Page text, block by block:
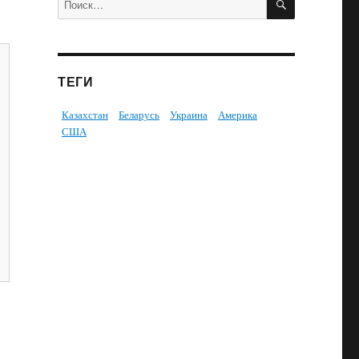
ТЕГИ
Казахстан Беларусь Украина
Америка
США